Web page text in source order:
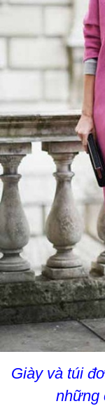
Giày và túi
những